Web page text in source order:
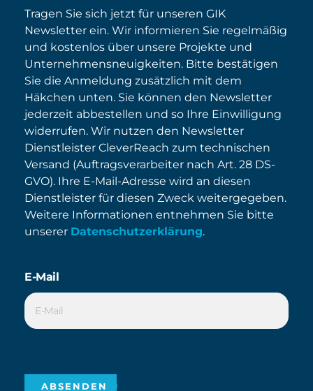
Tragen Sie sich jetzt für unseren GIK
Newsletter ein. Wir informieren Sie regelmäßig
und kostenlos über unsere Projekte und
Unternehmensneuigkeiten. Bitte bestätigen
Sie die Anmeldung zusätzlich mit dem
Häkchen unten. Sie können den Newsletter
jederzeit abbestellen und so Ihre Einwilligung
widerrufen. Wir nutzen den Newsletter
Dienstleister CleverReach zum technischen
Versand (Auftragsverarbeiter nach Art. 28 DS-
GVO). Ihre E-Mail-Adresse wird an diesen
Dienstleister für diesen Zweck weitergegeben.
Weitere Informationen entnehmen Sie bitte
unserer Datenschutzerklärung.
E-Mail